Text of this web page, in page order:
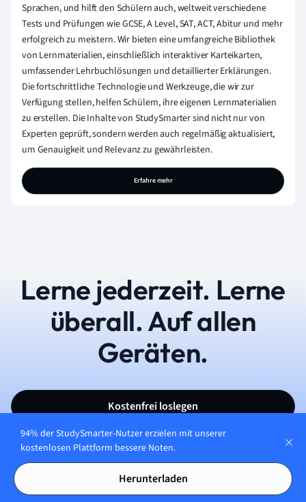
Sprachen, und hilft den Schülern auch, weltweit verschiedene
Tests und Prüfungen wie GCSE, A Level, SAT, ACT, Abitur und mehr
erfolgreich zu meistern. Wir bieten eine umfangreiche Bibliothek
von Lernmaterialien, einschließlich interaktiver Karteikarten,
umfassender Lehrbuchlösungen und detaillierter Erklärungen.
Die fortschrittliche Technologie und Werkzeuge, die wir zur
Verfügung stellen, helfen Schülern, ihre eigenen Lernmaterialien
zu erstellen. Die Inhalte von StudySmarter sind nicht nur von
Experten geprüft, sondern werden auch regelmäßig aktualisiert,
um Genauigkeit und Relevanz zu gewährleisten.
Erfahre mehr
Lerne jederzeit. Lerne
überall. Auf allen
Geräten.
Kostenfrei loslegen
94% der StudySmarter-Nutzer erzielen mit unserer
kostenlosen Plattform bessere Noten.
Herunterladen